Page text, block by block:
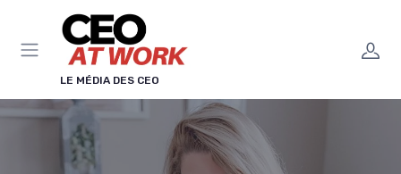
LE MÉDIA DES CEO
Panneau de gestion des cookies